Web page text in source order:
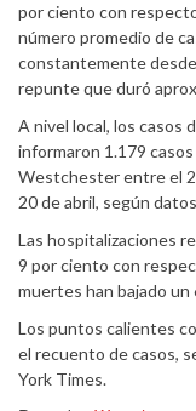
por ciento con
número promedio de
constantemente
repunte que duró
A nivel local, los casos
informaron 1.179
Westchester entre el
20 de abril, según
Las hospitalizaciones
9 por ciento con
muertes han bajado un
Los puntos calientes
el recuento de casos,
York Times.